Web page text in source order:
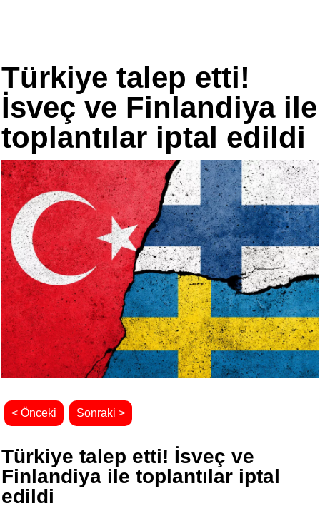
Türkiye talep etti!
İsveç ve Finlandiya ile
toplantılar iptal edildi
< Önceki Sonraki >
Türkiye talep etti! İsveç ve
Finlandiya ile toplantılar iptal
edildi